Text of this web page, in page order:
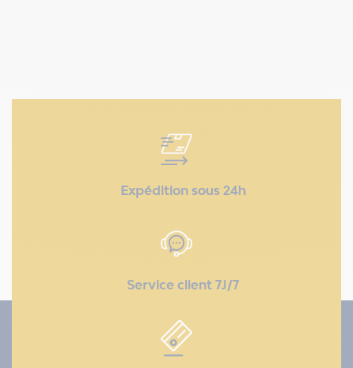
Expédition sous 24h
Service client 7J/7